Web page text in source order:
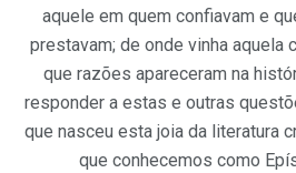
aquele em quem confiavam e
prestavam; de onde vinha aquela
que razões apareceram na
responder a estas e outras
que nasceu esta joia da literatura
que conhecemos como